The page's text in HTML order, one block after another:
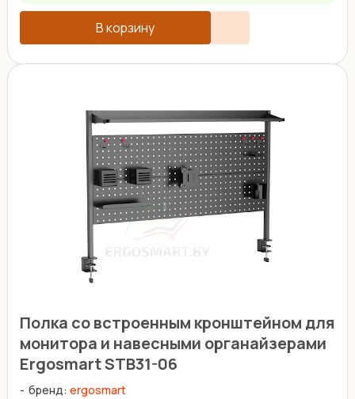
В корзину
Полка со встроенным кронштейном для
монитора и навесными органайзерами
Ergosmart STB31-06
бренд: ergosmart